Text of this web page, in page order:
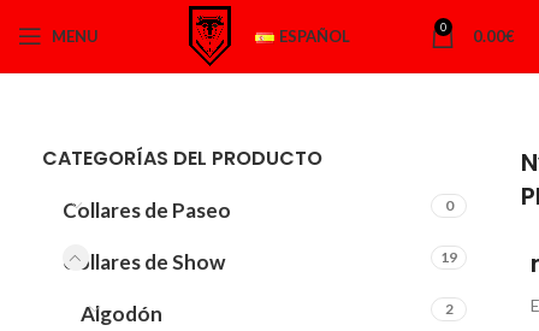
MENU ESPAÑOL 0 0.00€
CATEGORÍAS DEL PRODUCTO
Collares de Paseo 0
Collares de Show 19
Algodón 2